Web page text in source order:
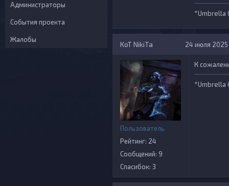
Администраторы
События проекта
Жалобы
*Umbrella
KoT NikiTa 24 июля 2025
Пользователь
Рейтинг: 24
Сообщений: 9
Спасибок: 3
К
*Umbrella